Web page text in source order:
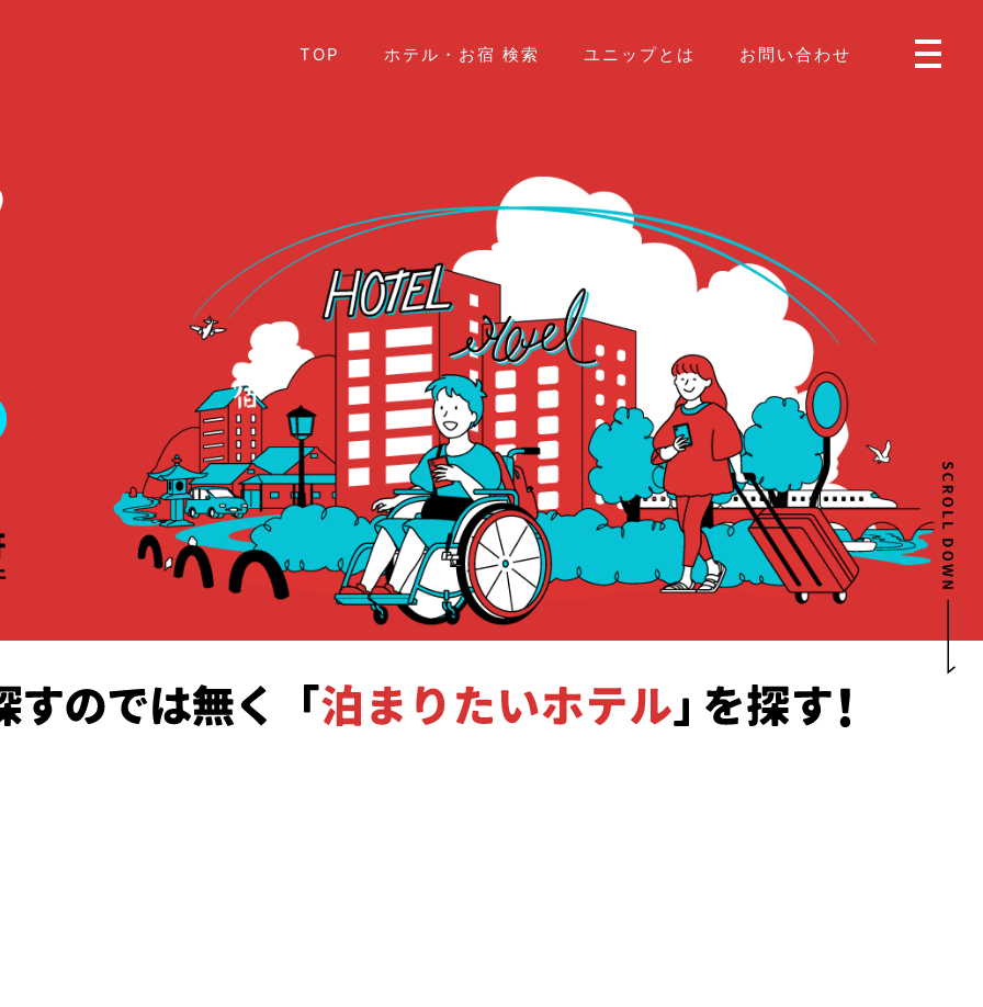
TOP ホテル・お宿 検索 ユニップとは お問い合わせ